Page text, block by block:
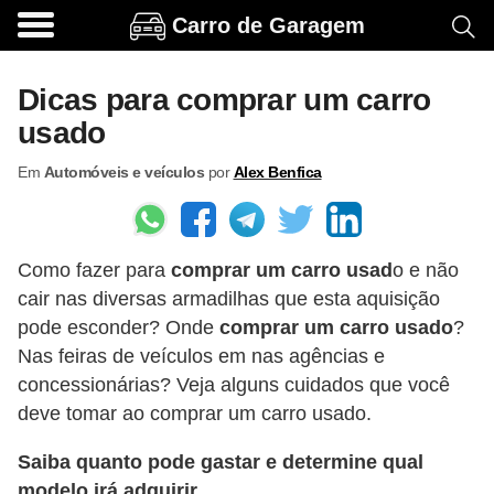
Carro de Garagem
Dicas para comprar um carro
usado
Em Automóveis e veículos porAlex Benfica
Como fazer para comprar um carro usado e não
cair nas diversas armadilhas que esta aquisição
pode esconder? Onde comprar um carro usado?
Nas feiras de veículos em nas agências e
concessionárias? Veja alguns cuidados que você
deve tomar ao comprar um carro usado.
Saiba quanto pode gastar e determine qual
A
e
s
s
i
o
e
o
c